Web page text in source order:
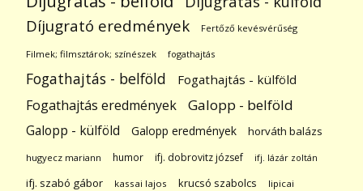
Díjugrató eredmények Fertőző kevésvérűség
Filmek; filmsztárok; színészek fogathajtás
Fogathajtás - belföld Fogathajtás - külföld
Fogathajtás eredmények Galopp - belföld
Galopp - külföld Galopp eredmények horváth balázs
hugyecz mariann humor ifj. dobrovitz józsef ifj. lázár zoltán
ifj. szabó gábor kassai lajos krucsó szabolcs lipicai